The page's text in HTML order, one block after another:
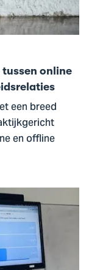
tussen online
een breed
en offline